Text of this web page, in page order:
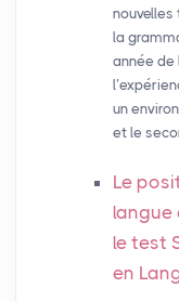
nouvelles
la
année de
un
et le
Le
langue
le test
en